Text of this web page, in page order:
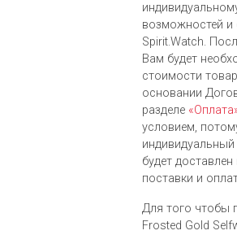
возможностей и
Spirit.Watch.
Вам будет
стоимости
основании
разделе
условием,
будет
поставки и
Для того чтобы
Frosted Gold